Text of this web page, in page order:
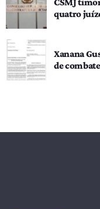
quatro
Xanana
de